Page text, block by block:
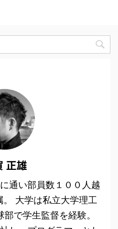
正雄
通い部員数１００人越
大学は私立大学理工
で学生監督を経験。